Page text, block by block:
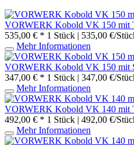
VORWERK Kobold VK 150 mit
535,00 € * 1 Stück | 535,00 €/
Mehr Informationen
VORWERK Kobold VK 150 mit
347,00 € * 1 Stück | 347,00 €/
Mehr Informationen
VORWERK Kobold VK 140 mit
492,00 € * 1 Stück | 492,00 €/
Mehr Informationen